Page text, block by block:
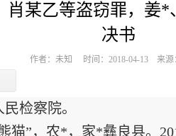
肖某乙等盗窃罪，姜
决书
作者：未知 时间：2018-04-13 来源
检察院。
猫”，农*，家*彝良县。